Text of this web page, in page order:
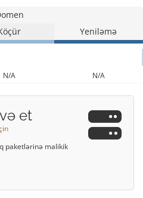
Yeniləmə
N/A N/A
et
paketlərinə malikik